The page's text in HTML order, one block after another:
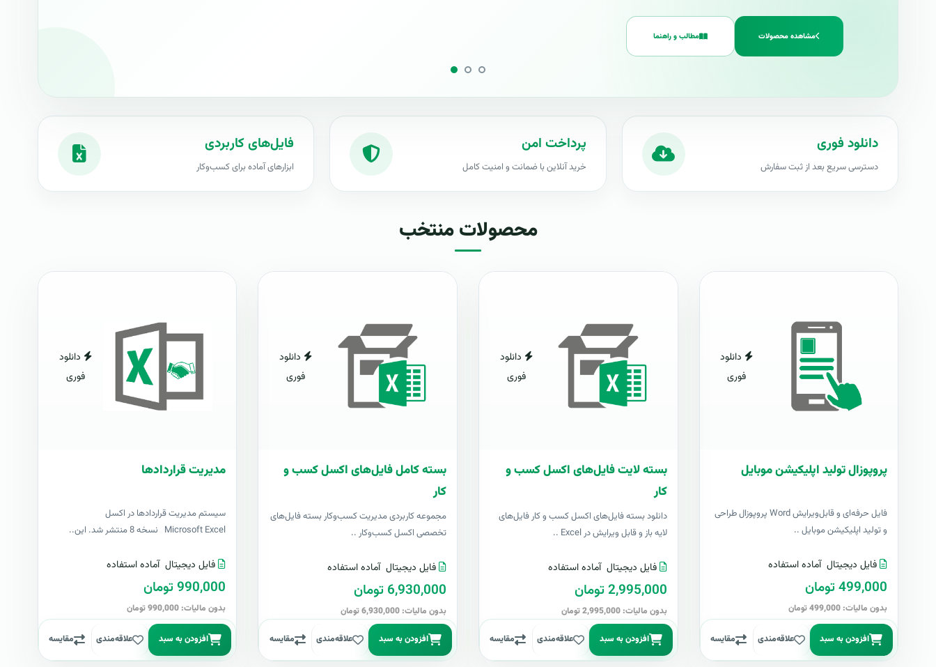
مشاهده محصولات مطالب و راهنما
دانلود فوری
دسترسی سریع بعد از ثبت سفارش
پرداخت امن
خرید آنلاین با ضمانت و امنیت کامل
فایل‌های کاربردی
ابزارهای آماده برای کسب‌وکار
محصولات منتخب
دانلود
فوری
پروپوزال تولید اپلیکیشن موبایل
فایل حرفه‌ای و قابل‌ویرایش Word پروپوزال طراحی
و تولید اپلیکیشن موبایل ..
فایل دیجیتال آماده استفاده
499,000 تومان
بدون مالیات: 499,000 تومان
افزودن به سبد علاقه‌مندی مقایسه
دانلود
فوری
بسته لایت فایل‌های اکسل کسب و
کار
دانلود بسته فایل‌های اکسل کسب و کار فایل‌های
لایه باز و قابل ویرایش در Excel ..
فایل دیجیتال آماده استفاده
2,995,000 تومان
بدون مالیات: 2,995,000 تومان
افزودن به سبد علاقه‌مندی مقایسه
دانلود
فوری
بسته کامل فایل‌های اکسل کسب و
کار
مجموعه کاربردی مدیریت کسب‌وکار بسته فایل‌های
تخصصی اکسل کسب‌وکار ..
فایل دیجیتال آماده استفاده
6,930,000 تومان
بدون مالیات: 6,930,000 تومان
افزودن به سبد علاقه‌مندی مقایسه
دانلود
فوری
مدیریت قراردادها
سیستم مدیریت قراردادها در اکسل
Microsoft Excel نسخه 8 منتشر شد. این..
فایل دیجیتال آماده استفاده
990,000 تومان
بدون مالیات: 990,000 تومان
افزودن به سبد علاقه‌مندی مقایسه